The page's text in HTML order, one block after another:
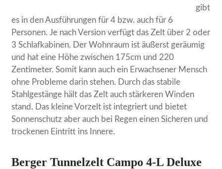
gibt
es in den Ausführungen für 4 bzw. auch für 6
Personen. Je nach Version verfügt das Zelt über 2 oder
3 Schlafkabinen. Der Wohnraum ist äußerst geräumig
und hat eine Höhe zwischen 175cm und 220
Zentimeter. Somit kann auch ein Erwachsener Mensch
ohne Probleme darin stehen. Durch das stabile
Stahlgestänge hält das Zelt auch stärkeren Winden
stand. Das kleine Vorzelt ist integriert und bietet
Sonnenschutz aber auch bei Regen einen Sicheren und
trockenen Eintritt ins Innere.
Berger Tunnelzelt Campo 4-L Deluxe